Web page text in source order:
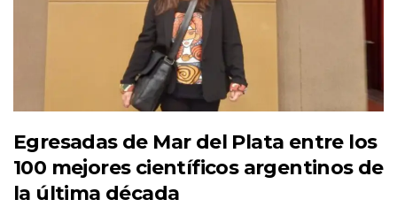
Egresadas de Mar del Plata entre los
100 mejores científicos argentinos de
la última década